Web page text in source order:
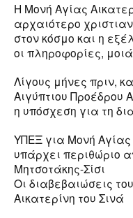
Η Μονή Αγίας
αρχαιότερο
στον κόσμο και η
οι πληροφορίες,
Λίγους μήνες πριν,
Αιγύπτιου Προέδρου
η υπόσχεση για τη
ΥΠΕΞ για Μονή Αγίας
υπάρχει περιθώριο
Μητσοτάκης-Σίσι
Οι διαβεβαιώσεις
Αικατερίνη του Σινά